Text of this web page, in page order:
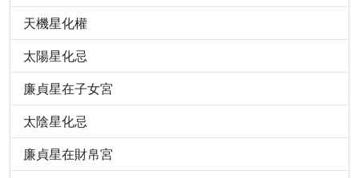
天機星化權
太陽星化忌
廉貞星在子女宮
太陰星化忌
廉貞星在財帛宮